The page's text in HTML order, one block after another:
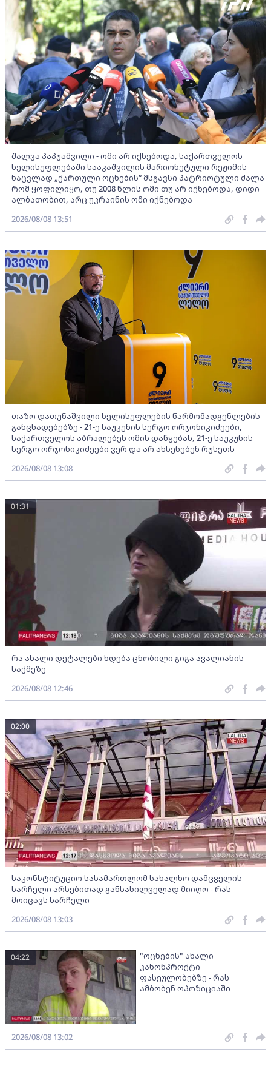
შალვა პაპუაშვილი - ომი არ იქნებოდა, საქართველოს
ხელისუფლებაში სააკაშვილის მარიონეტული რეჟიმის
ნაცვლად „ქართული ოცნების“ მსგავსი პატრიოტული ძალა
რომ ყოფილიყო, თუ 2008 წლის ომი თუ არ იქნებოდა, დიდი
ალბათობით, არც უკრაინის ომი იქნებოდა
2026/08/08 13:51
თაზო დათუნაშვილი ხელისუფლების წარმომადგენლების
განცხადებებზე - 21-ე საუკუნის სერგო ორჯონიკიძეები,
საქართველოს აბრალებენ ომის დაწყებას, 21-ე საუკუნის
სერგო ორჯონიკიძეები ვერ და არ ახსენებენ რუსეთს
2026/08/08 13:08
რა ახალი დეტალები ხდება ცნობილი გიგა ავალიანის
საქმეზე
01:31
2026/08/08 12:46
საკონსტიტუციო სასამართლომ სახალხო დამცველის
სარჩელი არსებითად განსახილველად მიიღო - რას
მოიცავს სარჩელი
02:00
2026/08/08 13:03
"ოცნების" ახალი
კანონპროქტი
ფასეულობებზე - რას
ამბობენ ოპოზიციაში
04:22
2026/08/08 13:02